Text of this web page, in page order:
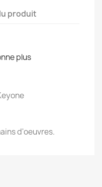
produit
plus
d'oeuvres.